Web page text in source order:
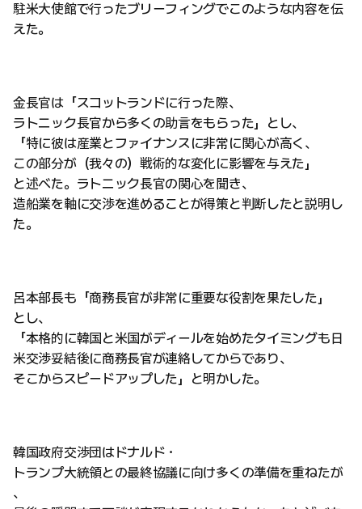
駐米大使館で行ったブリーフィングでこのような内容を伝
えた。
金長官は「スコットランドに行った際、
ラトニック長官から多くの助言をもらった」とし、
「特に彼は産業とファイナンスに非常に関心が高く、
この部分が（我々の）戦術的な変化に影響を与えた」
と述べた。ラトニック長官の関心を聞き、
造船業を軸に交渉を進めることが得策と判断したと説明し
た。
呂本部長も「商務長官が非常に重要な役割を果たした」
とし、
「本格的に韓国と米国がディールを始めたタイミングも日
米交渉妥結後に商務長官が連絡してからであり、
そこからスピードアップした」と明かした。
韓国政府交渉団はドナルド・
トランプ大統領との最終協議に向け多くの準備を重ねたが
、